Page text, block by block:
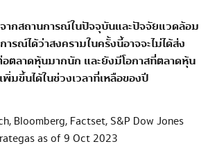
ากสถานการณ์ในปัจจุบันและปัจจัยแวดล้อม
รณ์ได้ว่าสงครามในครั้งนี้อาจจะไม่ได้ส่ง
ตลาดหุ้นมากนัก และยังมีโอกาสที่ตลาดหุ้น
มขึ้นได้ในช่วงเวลาที่เหลือของปี
Bloomberg, Factset, S&P Dow Jones
as of 9 Oct 2023